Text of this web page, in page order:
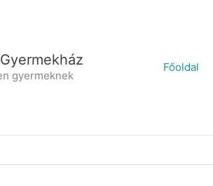
gyermeknek
Főoldal